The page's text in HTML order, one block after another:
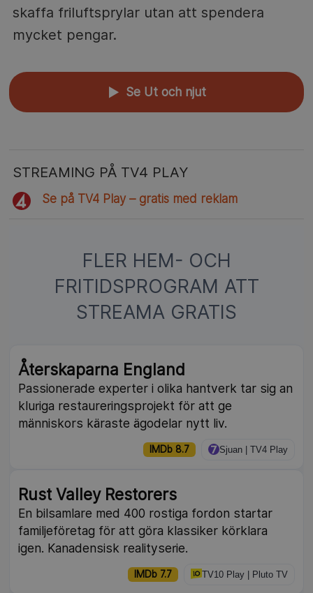
skaffa friluftsprylar utan att spendera
mycket pengar.
▲ Se Ut och njut
STREAMING PÅ TV4 PLAY
Se på TV4 Play – gratis med reklam
FLER HEM- OCH
FRITIDSPROGRAM ATT
STREAMA GRATIS
Återskaparna England
Passionerade experter i olika hantverk tar sig an
kluriga restaureringsprojekt för att ge
människors käraste ägodelar nytt liv.
IMDb 8.7 Sjuan | TV4 Play
Rust Valley Restorers
En bilsamlare med 400 rostiga fordon startar
familjeföretag för att göra klassiker körklara
igen. Kanadensisk realityserie.
IMDb 7.7 TV10 Play | Pluto TV